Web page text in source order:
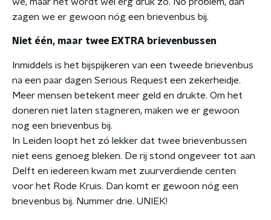
zagen we er gewoon nóg een brievenbus bij.
Niet één, maar twee EXTRA brievenbussen
Inmiddels is het bijspijkeren van een tweede brievenbus
na een paar dagen Serious Request een zekerheidje.
Meer mensen betekent meer geld en drukte. Om het
doneren niet laten stagneren, maken we er gewoon
nog een brievenbus bij.
In Leiden loopt het zó lekker dat twee brievenbussen
niet eens genoeg bleken. De rij stond ongeveer tot aan
Delft en iedereen kwam met zuurverdiende centen
voor het Rode Kruis. Dan komt er gewoon nóg een
brievenbus bij. Nummer drie. UNIEK!